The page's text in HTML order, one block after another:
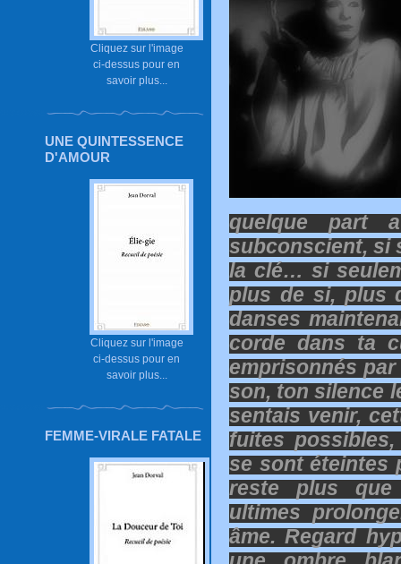
Cliquez sur l'image
ci-dessus pour en
savoir plus...
UNE QUINTESSENCE
D'AMOUR
Cliquez sur l'image
ci-dessus pour en
savoir plus...
FEMME-VIRALE FATALE
quelque part
subconscient, si
la clé… si
plus de si, plus
danses
corde dans ta
emprisonnés
son, ton silence
sentais venir,
fuites
se sont éteintes
reste plus
ultimes
âme. Regard